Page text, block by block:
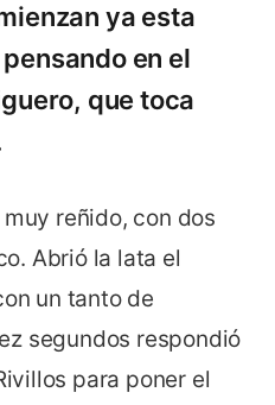
ya esta
en el
que toca
reñido, con dos
Abrió la lata el
un tanto de
segundos respondió
para poner el